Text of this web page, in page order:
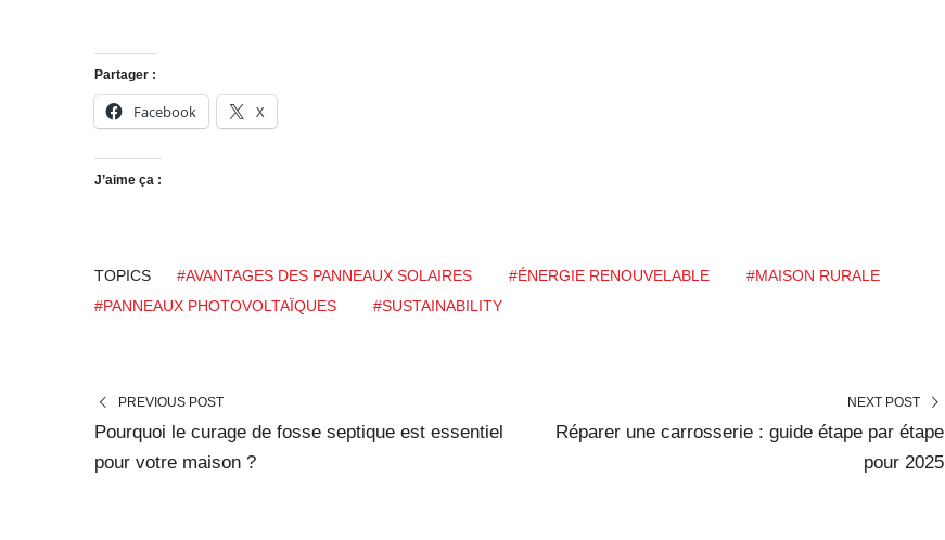
Partager :
Facebook X
J’aime ça :
TOPICS #AVANTAGES DES PANNEAUX SOLAIRES #ÉNERGIE RENOUVELABLE
#MAISON RURALE
#PANNEAUX PHOTOVOLTAÏQUES
#SUSTAINABILITY
PREVIOUS POST
Pourquoi le curage de fosse septique est essentiel
pour votre maison ?
NEXT POST
Réparer une carrosserie : guide étape par étape
pour 2025